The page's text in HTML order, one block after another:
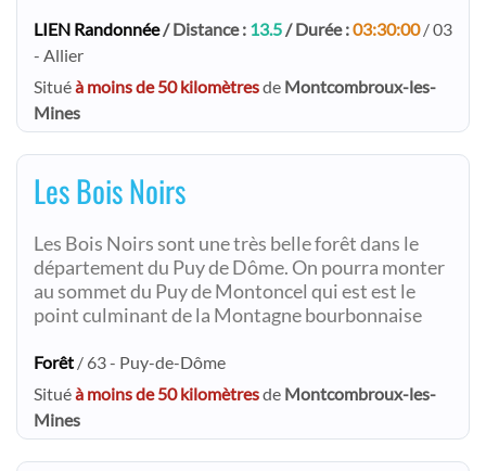
LIEN Randonnée/ Distance : 13.5/ Durée :03:30:00/ 03
- Allier
Situéà moins de 50 kilomètresde Montcombroux-les-
Mines
Les Bois Noirs
Les Bois Noirs sont une très belle forêt dans le
département du Puy de Dôme. On pourra monter
au sommet du Puy de Montoncel qui est est le
point culminant de la Montagne bourbonnaise
Forêt / 63 - Puy-de-Dôme
Situéà moins de 50 kilomètresde Montcombroux-les-
Mines